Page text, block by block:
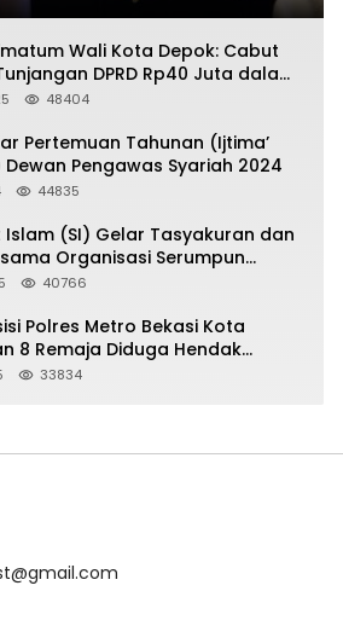
Wali Kota Depok: Cabut
DPRD Rp40 Juta dalam
Hadapi Aksi Rakyat
48404
Pertemuan Tahunan (Ijtima’
Dewan Pengawas Syariah 2024
44835
Islam (SI) Gelar Tasyakuran dan
Organisasi Serumpun
Doa
40766
Polres Metro Bekasi Kota
8 Remaja Diduga Hendak
33834